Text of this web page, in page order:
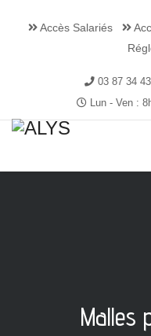
Accès Salariés
03 87 34
Lun - Ven :
Malles